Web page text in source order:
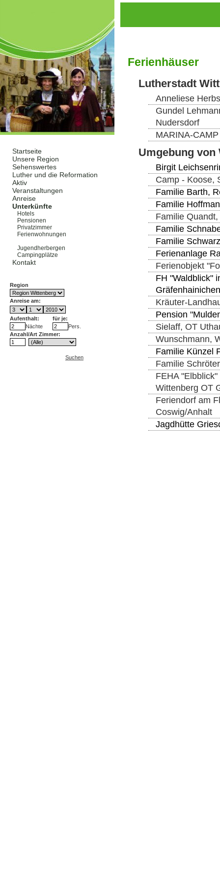
Startseite
Unsere Region
Sehenswertes
Luther und die Reformation
Aktiv
Veranstaltungen
Anreise
Unterkünfte
Hotels
Pensionen
Privatzimmer
Ferienwohnungen
Jugendherbergen
Campingplätze
Kontakt
Region
Anreise am:
Aufenthalt:
für je:
Nächte
Pers.
Anzahl/Art Zimmer:
Suchen
Ferienhäuser
Lutherstadt
Anneliese
Gundel
Nudersdorf
MARINA-
Umgebung von
Birgit
Camp - Koose,
Familie Barth,
Familie
Familie
Familie
Familie
Ferienanlage
Ferienobjekt
FH "Waldblick"
Gräfenhainichen
Kräuter-
Pension
Sielaff, OT
Wunschmann,
Familie Künzel
Familie
FEHA
Wittenberg OT
Feriendorf am
Coswig/Anhalt
Jagdhütte